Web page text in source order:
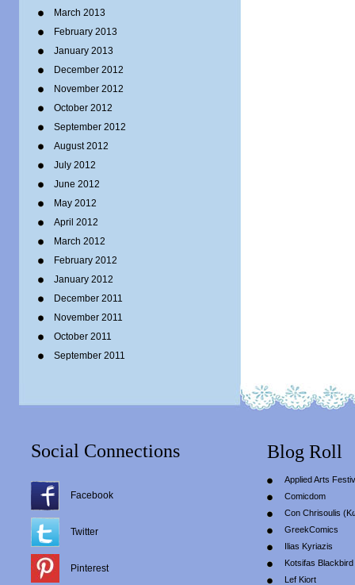
March 2013
February 2013
January 2013
December 2012
November 2012
October 2012
September 2012
August 2012
July 2012
June 2012
May 2012
April 2012
March 2012
February 2012
January 2012
December 2011
November 2011
October 2011
September 2011
Social Connections
Facebook
Twitter
Pinterest
Blog Roll
Applied Arts
Comicdom
Con Chrisoulis
GreekComics
Ilias Kyriazis
Kotsifas Blackbird
Lef Kiort